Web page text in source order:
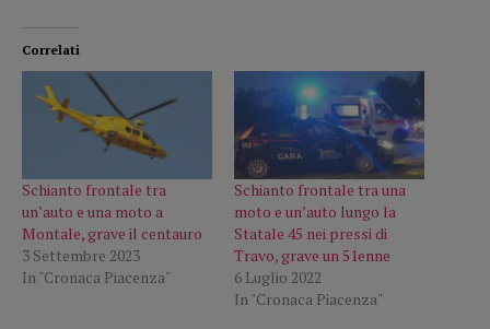
Correlati
Schianto frontale tra
un’auto e una moto a
Montale, grave il centauro
3 Settembre 2023
In "Cronaca Piacenza"
Schianto frontale tra una
moto e un’auto lungo la
Statale 45 nei pressi di
Travo, grave un 51enne
6 Luglio 2022
In "Cronaca Piacenza"